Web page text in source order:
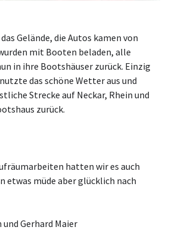
Gelände, die Autos kamen von
mit Booten beladen, alle
in ihre Bootshäuser zurück. Einzig
das schöne Wetter aus und
Strecke auf Neckar, Rhein und
zurück.
hatten wir es auch
etwas müde aber glücklich nach
Gerhard Maier